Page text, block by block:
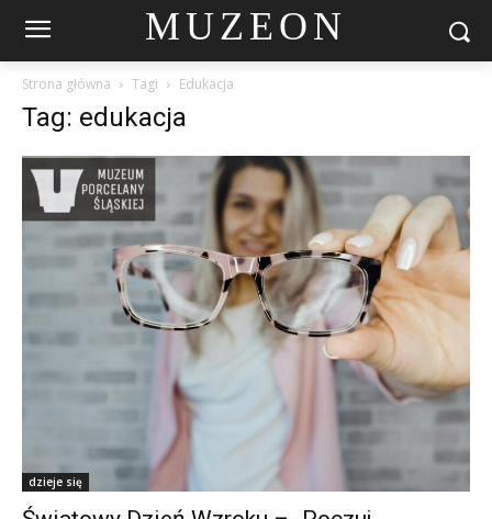
MUZEON
Strona główna Tagi Edukacja
Tag: edukacja
dzieje się